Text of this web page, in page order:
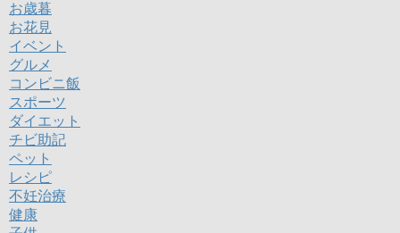
お歳暮
お花見
イベント
グルメ
コンビニ飯
スポーツ
ダイエット
チビ助記
ペット
レシピ
不妊治療
健康